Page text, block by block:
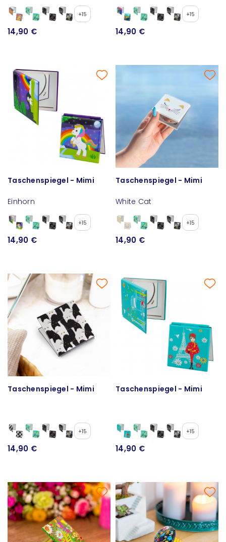
+15
14,90 €
+15
14,90 €
Taschenspiegel - Mimi
Einhorn
+15
14,90 €
Taschenspiegel - Mimi
White Cat
+15
14,90 €
Taschenspiegel - Mimi
+15
14,90 €
Taschenspiegel - Mimi
+15
14,90 €